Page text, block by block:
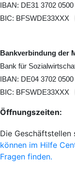
IBAN: DE31 3702
BIC: BFSWDE33XXX
Bankverbindung der
Bank für
IBAN: DE04 3702
BIC: BFSWDE33XXX
Öffnungszeiten:
Die Geschäftstellen
können im Hilfe
Fragen finden.